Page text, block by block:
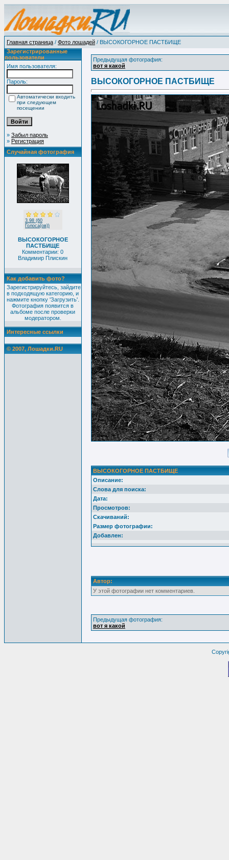
Главная страница / Фото лошадей / ВЫСОКОГОРНОЕ ПАСТБИЩЕ
Зарегистрированные
пользователи
Имя пользователя:
Пароль:
Автоматически входить
при следующем
посещении
» Забыл пароль
» Регистрация
Случайная фотография
3.98 (60
Голоса(ов))
ВЫСОКОГОРНОЕ
ПАСТБИЩЕ
Комментарии: 0
Владимир Плискин
Как добавить фото?
Зарегистрируйтесь, зайдите
в подходящую категорию, и
нажмите кнопку 'Загрузить'.
Фотография появится в
альбоме после проверки
модератором.
Интересные ссылки
© 2007, Лошадки.RU
Предыдущая фотография:
вот я какой
ВЫСОКОГОРНОЕ ПАСТБИЩЕ
ВЫСОКОГОРНОЕ ПАСТБИЩЕ
Описание:
Слова для поиска:
Дата:
Просмотров:
Скачиваний:
Размер фотографии:
Добавлен:
Автор:
У этой фотографии нет комментариев.
Предыдущая фотография:
вот я какой